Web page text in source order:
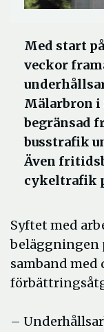
Med start
veckor
Mälarbron i
begränsad
busstrafik
Även
cykeltrafik
Syftet med
beläggningen
samband
–